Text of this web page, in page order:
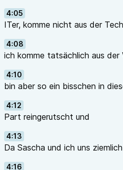
4:05
ITer, komme nicht aus der
4:08
ich komme tatsächlich aus der
4:10
bin aber so ein bisschen in
4:12
Part reingerutscht und
4:13
Da Sascha und ich uns
4:16